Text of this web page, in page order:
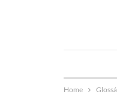
Home